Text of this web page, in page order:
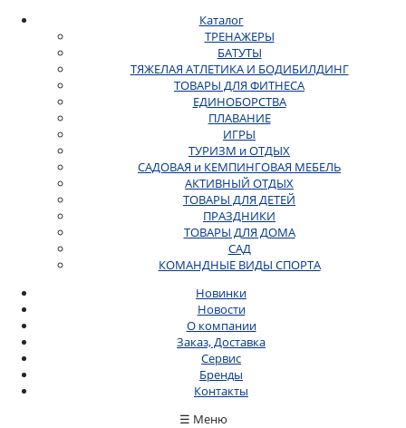
Каталог
ТРЕНАЖЕРЫ
БАТУТЫ
ТЯЖЕЛАЯ АТЛЕТИКА И БОДИБИЛДИНГ
ТОВАРЫ ДЛЯ ФИТНЕСА
ЕДИНОБОРСТВА
ПЛАВАНИЕ
ИГРЫ
ТУРИЗМ и ОТДЫХ
САДОВАЯ и КЕМПИНГОВАЯ МЕБЕЛЬ
АКТИВНЫЙ ОТДЫХ
ТОВАРЫ ДЛЯ ДЕТЕЙ
ПРАЗДНИКИ
ТОВАРЫ ДЛЯ ДОМА
САД
КОМАНДНЫЕ ВИДЫ СПОРТА
Новинки
Новости
О компании
Заказ, Доставка
Сервис
Бренды
Контакты
☰ Меню